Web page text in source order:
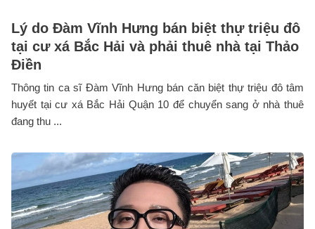
Lý do Đàm Vĩnh Hưng bán biệt thự triệu đô
tại cư xá Bắc Hải và phải thuê nhà tại Thảo
Điền
Thông tin ca sĩ Đàm Vĩnh Hưng bán căn biệt thự triệu đô tâm
huyết tại cư xá Bắc Hải Quận 10 để chuyển sang ở nhà thuê
đang thu ...